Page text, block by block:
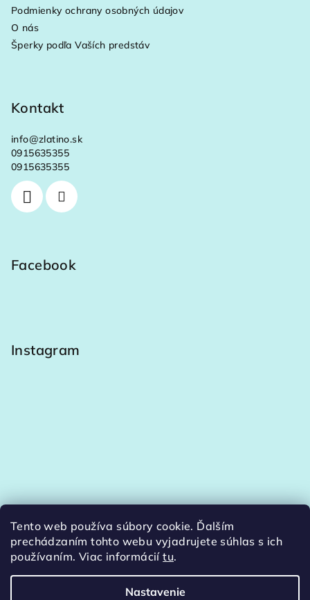
Tento web používa súbory cookie. Ďalším
prechádzaním tohto webu vyjadrujete súhlas s ich
používaním. Viac informáciítu.
Nastavenie
Podmienky ochrany osobných údajov
O nás
Šperky podľa Vaších predstáv
Kontakt
info@zlatino.sk
0915635355
0915635355
Facebook
Instagram
Sledovať na Instagrame